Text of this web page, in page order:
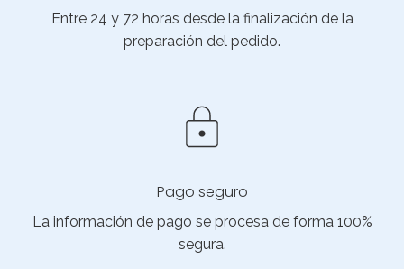
Entre 24 y 72 horas desde la finalización de la
preparación del pedido.
Pago seguro
La información de pago se procesa de forma 100%
segura.